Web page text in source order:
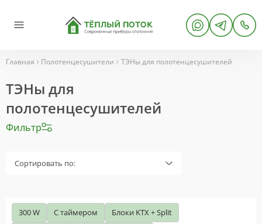
Главная Полотенцесушители ТЭНы для полотенцесушителей
ТЭНы для
полотенцесушителей
Фильтр
Сортировать по:
300 W С таймером
Блоки KTX + Split